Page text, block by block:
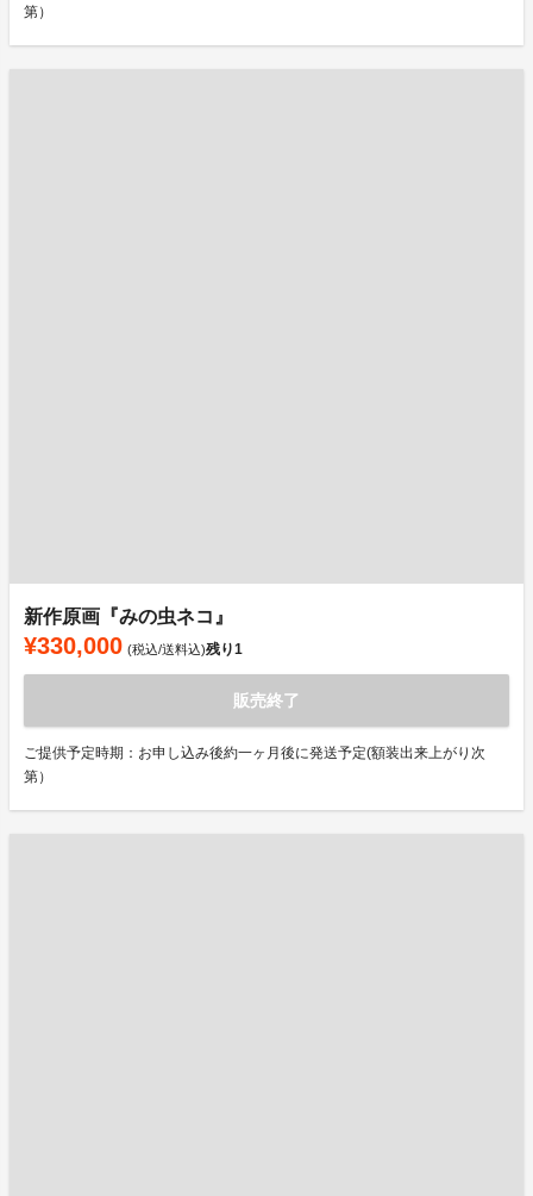
第）
新作原画『みの虫ネコ』
¥330,000 (税込/送料込)残り1
販売終了
ご提供予定時期：お申し込み後約一ヶ月後に発送予定(額装出来上がり次
第）